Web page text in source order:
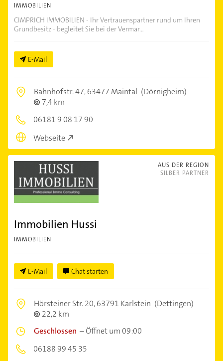
IMMOBILIEN
CIMPRICH IMMOBILIEN - Ihr Vertrauenspartner rund um Ihren
Grundbesitz - begleitet Sie bei der Vermar...
E-Mail
Bahnhofstr. 47,63477 Maintal (Dörnigheim)
7,4 km
06181 9 08 17 90
Webseite
AUS DER REGION
SILBER PARTNER
Immobilien Hussi
IMMOBILIEN
E-Mail Chat starten
Hörsteiner Str. 20,63791 Karlstein (Dettingen)
22,2 km
Geschlossen –Öffnet um 09:00
06188 99 45 35